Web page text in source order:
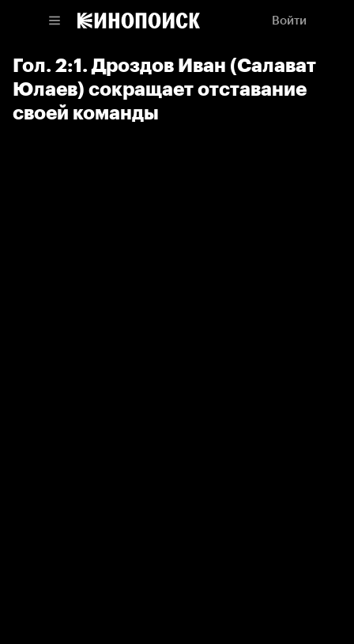
Войти
Гол. 2:1. Дроздов Иван (Салават
Юлаев) сокращает отставание
своей команды